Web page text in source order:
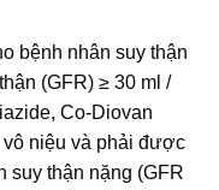
bệnh nhân suy thận
(GFR) ≥ 30 ml /
Co-Diovan
niệu và phải được
suy thận nặng (GFR